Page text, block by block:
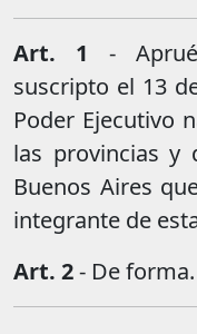
Art. 1 -
suscripto el 13
Poder Ejecutivo
las provincias y
Buenos Aires
integrante de
Art. 2- De forma.